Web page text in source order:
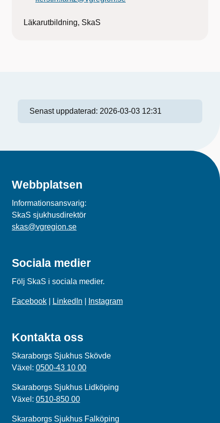
Läkarutbildning, SkaS
Senast uppdaterad: 2026-03-03 12:31
Webbplatsen
Informationsansvarig:
SkaS sjukhusdirektör
skas@vgregion.se
Sociala medier
Följ SkaS i sociala medier.
Facebook LinkedIn Instagram
Kontakta oss
Skaraborgs Sjukhus Skövde
Växel: 0500-43 10 00
Skaraborgs Sjukhus Lidköping
Växel: 0510-850 00
Skaraborgs Sjukhus Falköping